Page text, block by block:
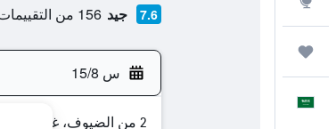
7.6 جيد 156 من التقييمات تم التحقق منها
س 15/8
2 من الضيوف، غرفة واحدة